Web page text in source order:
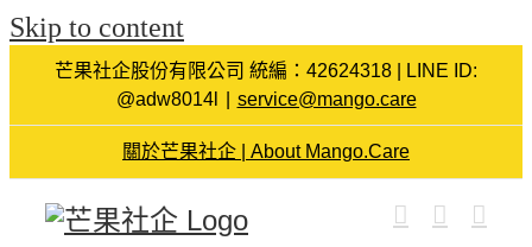
Skip to content
芒果社企股份有限公司 統編：42624318 | LINE ID:
@adw8014l
service@mango.care
關於芒果社企 | About Mango.Care